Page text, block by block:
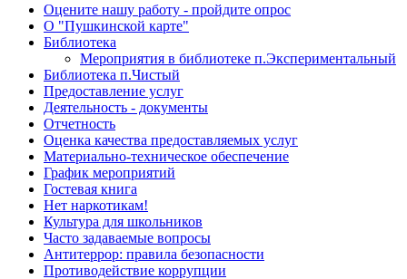
Оцените нашу работу - пройдите опрос
О "Пушкинской карте"
Библиотека
Мероприятия в библиотеке п.Экспериментальный
Библиотека п.Чистый
Предоставление услуг
Деятельность - документы
Отчетность
Оценка качества предоставляемых услуг
Материально-техническое обеспечение
График мероприятий
Гостевая книга
Нет наркотикам!
Культура для школьников
Часто задаваемые вопросы
Антитеррор: правила безопасности
Противодействие коррупции